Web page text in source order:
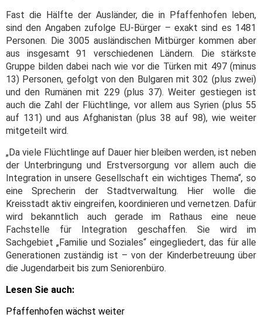
Fast die Hälfte der Ausländer, die in Pfaffenhofen leben,
sind den Angaben zufolge EU-Bürger – exakt sind es 1481
Personen. Die 3005 ausländischen Mitbürger kommen aber
aus insgesamt 91 verschiedenen Ländern. Die stärkste
Gruppe bilden dabei nach wie vor die Türken mit 497 (minus
13) Personen, gefolgt von den Bulgaren mit 302 (plus zwei)
und den Rumänen mit 229 (plus 37). Weiter gestiegen ist
auch die Zahl der Flüchtlinge, vor allem aus Syrien (plus 55
auf 131) und aus Afghanistan (plus 38 auf 98), wie weiter
mitgeteilt wird.
„Da viele Flüchtlinge auf Dauer hier bleiben werden, ist neben
der Unterbringung und Erstversorgung vor allem auch die
Integration in unsere Gesellschaft ein wichtiges Thema“, so
eine Sprecherin der Stadtverwaltung. Hier wolle die
Kreisstadt aktiv eingreifen, koordinieren und vernetzen. Dafür
wird bekanntlich auch gerade im Rathaus eine neue
Fachstelle für Integration geschaffen. Sie wird im
Sachgebiet „Familie und Soziales“ eingegliedert, das für alle
Generationen zuständig ist – von der Kinderbetreuung über
die Jugendarbeit bis zum Seniorenbüro.
Lesen Sie auch:
Pfaffenhofen wächst weiter